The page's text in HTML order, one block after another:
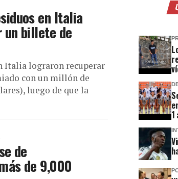
en Italia
un billete de
Italia lograron recuperar
con un millón de
luego de que la
de
de 9,000
1